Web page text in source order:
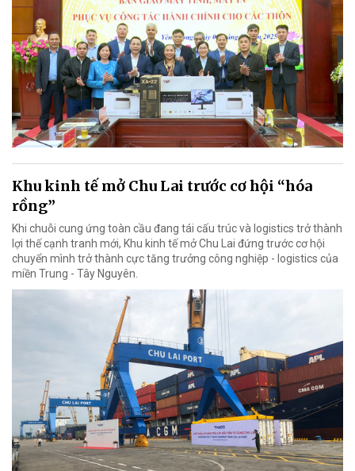
Khu kinh tế mở Chu Lai trước cơ hội “hóa
rồng”
Khi chuỗi cung ứng toàn cầu đang tái cấu trúc và logistics trở thành
lợi thế cạnh tranh mới, Khu kinh tế mở Chu Lai đứng trước cơ hội
chuyển mình trở thành cực tăng trưởng công nghiệp - logistics của
miền Trung - Tây Nguyên.